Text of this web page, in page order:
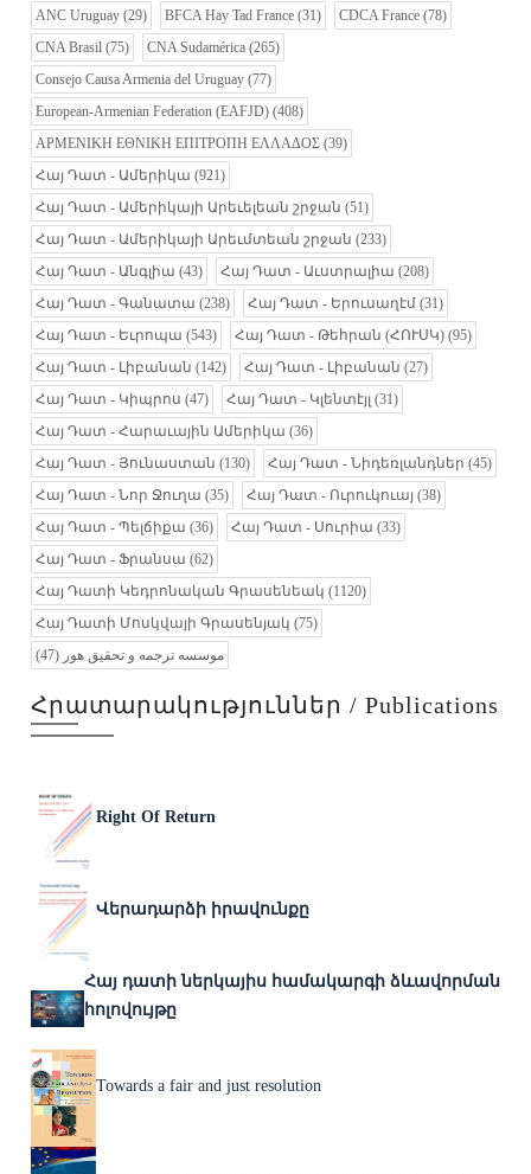
ANC Uruguay (29) BFCA Hay Tad France (31) CDCA France (78)
CNA Brasil (75) CNA Sudamérica (265)
Consejo Causa Armenia del Uruguay (77)
European-Armenian Federation (EAFJD) (408)
ΑΡΜΕΝΙΚΗ ΕΘΝΙΚΗ ΕΠΙΤΡΟΠΗ ΕΛΛΑΔΟΣ (39)
Հայ Դատ - Ամերիկա (921)
Հայ Դատ - Ամերիկայի Արեւելեան շրջան (51)
Հայ Դատ - Ամերիկայի Արեւմտեան շրջան (233)
Հայ Դատ - Անգլիա (43) Հայ Դատ - Աւստրալիա (208)
Հայ Դատ - Գանատա (238) Հայ Դատ - Երուսաղէմ (31)
Հայ Դատ - Եւրոպա (543) Հայ Դատ - Թեհրան (ՀՈՒՍԿ) (95)
Հայ Դատ - Լիբանան (142) Հայ Դատ - Լիբանան (27)
Հայ Դատ - Կիպրոս (47) Հայ Դատ - Կլենտէյլ (31)
Հայ Դատ - Հարաւային Ամերիկա (36)
Հայ Դատ - Յունաստան (130) Հայ Դատ - Նիդեռլանդներ (45)
Հայ Դատ - Նոր Ջուղա (35) Հայ Դատ - Ուրուկուայ (38)
Հայ Դատ - Պելճիքա (36) Հայ Դատ - Սուրիա (33)
Հայ Դատ - Ֆրանսա (62)
Հայ Դատի Կեդրոնական Գրասենեակ (1120)
Հայ Դատի Մոսկվայի Գրասենյակ (75)
موسسه ترجمه و تحقیق هور (47)
Հրատարակություններ / Publications
Right Of Return
Վերադարձի իրավունքը
Հայ դատի ներկայիս համակարգի ձևավորման
հոլովույթը
Towards a fair and just resolution